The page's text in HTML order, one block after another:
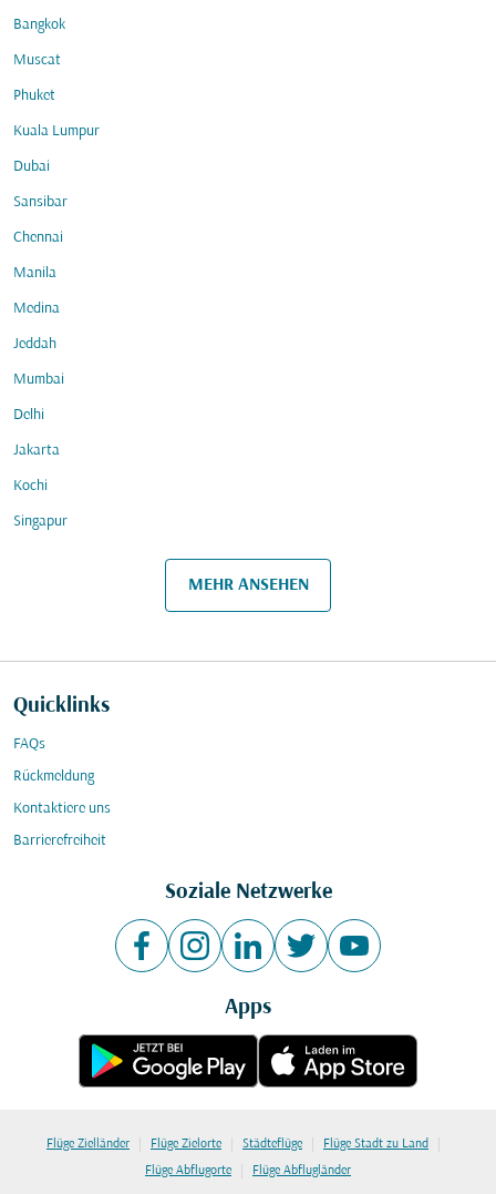
Bangkok
Muscat
Phuket
Kuala Lumpur
Dubai
Sansibar
Chennai
Manila
Medina
Jeddah
Mumbai
Delhi
Jakarta
Kochi
Singapur
MEHR ANSEHEN
Quicklinks
FAQs
Rückmeldung
Kontaktiere uns
Barrierefreiheit
Soziale Netzwerke
Apps
Flüge Zielländer | Flüge Zielorte | Städteflüge | Flüge Stadt zu Land |
Flüge Abflugorte | Flüge Abflugländer